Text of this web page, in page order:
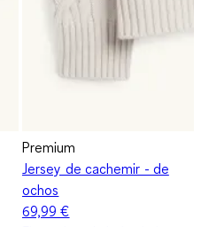
Premium
Jersey de cachemir - de
ochos
69,99 €